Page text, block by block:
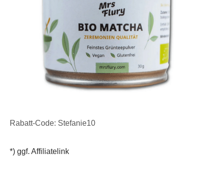
Rabatt-Code: Stefanie10
*) ggf. Affiliatelink